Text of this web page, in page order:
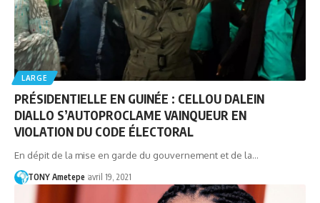
LARGE
PRÉSIDENTIELLE EN GUINÉE : CELLOU DALEIN
DIALLO S’AUTOPROCLAME VAINQUEUR EN
VIOLATION DU CODE ÉLECTORAL
En dépit de la mise en garde du gouvernement et de la…
TONY Ametepe avril 19, 2021